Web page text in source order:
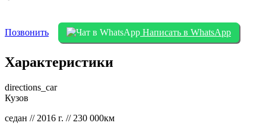
Позвонить Написать в WhatsApp
Характеристики
directions_car
Кузов
седан // 2016 г. // 230 000км